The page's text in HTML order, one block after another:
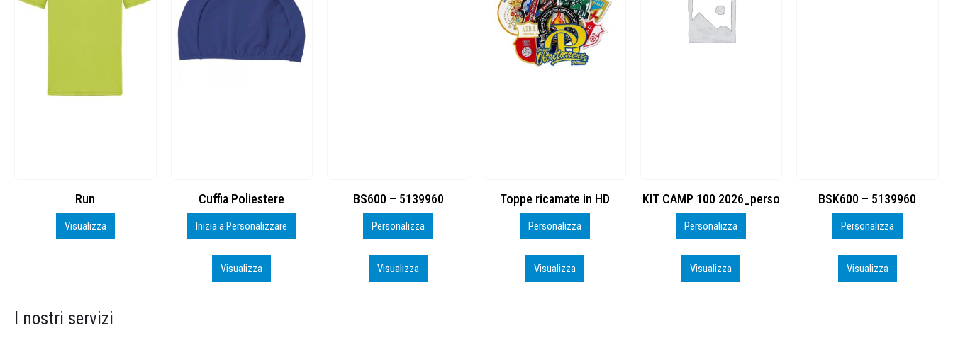
Cuffia Poliestere
Inizia a Personalizzare
BS600 – 5139960
Personalizza
Visualizza
Toppe ricamate in HD
Personalizza
Visualizza
KIT CAMP 100 2026_perso
Personalizza
Visualizza
BSK600 – 5139960
Personalizza
Visualizza
DTF
Personalizza
Visualizza
I nostri servizi